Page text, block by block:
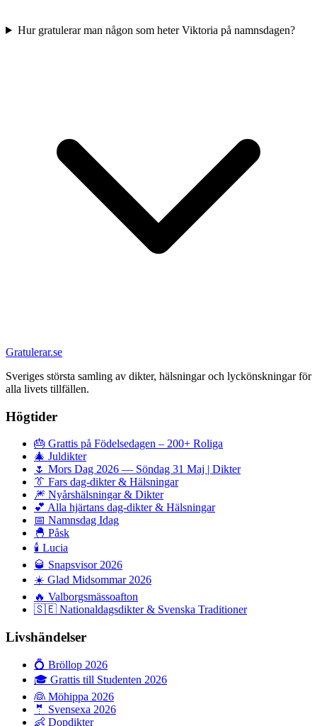
Hur gratulerar man någon som heter Viktoria på namnsdagen?
Gratulerar.se
Sveriges största samling av dikter, hälsningar och lyckönskningar för
alla livets tillfällen.
Högtider
🎂 Grattis på Födelsedagen – 200+ Roliga
🎄 Juldikter
🌷 Mors Dag 2026 — Söndag 31 Maj | Dikter
👔 Fars dag-dikter & Hälsningar
🎆 Nyårshälsningar & Dikter
💕 Alla hjärtans dag-dikter & Hälsningar
📅 Namnsdag Idag
🐣 Påsk
🕯️ Lucia
🥃 Snapsvisor 2026
☀️ Glad Midsommar 2026
🔥 Valborgsmässoafton
🇸🇪 Nationaldagsdikter & Svenska Traditioner
Livshändelser
💍 Bröllop 2026
🎓 Grattis till Studenten 2026
👰 Möhippa 2026
🤵 Svensexa 2026
👶 Dopdikter